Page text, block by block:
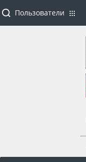
Пользователи